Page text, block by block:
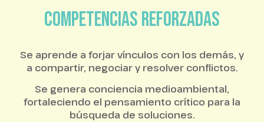
COMPETENCIAS REFORZADAS
Se aprende a forjar vínculos con los demás, y
a compartir, negociar y resolver conflictos.
Se genera conciencia medioambiental,
fortaleciendo el pensamiento crítico para la
búsqueda de soluciones.